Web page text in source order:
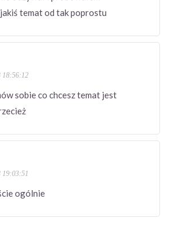
temat od tak poprostu
18:56:12
sobie co chcesz temat jest
19:03:51
ogólnie